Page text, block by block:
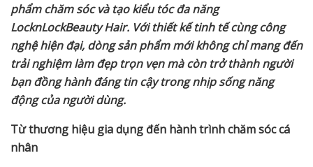
phẩm chăm sóc và tạo kiểu tóc đa năng
LocknLockBeauty Hair. Với thiết kế tinh tế cùng công
nghệ hiện đại, dòng sản phẩm mới không chỉ mang đến
trải nghiệm làm đẹp trọn vẹn mà còn trở thành người
bạn đồng hành đáng tin cậy trong nhịp sống năng
động của người dùng.
Từ thương hiệu gia dụng đến hành trình chăm sóc cá
nhân